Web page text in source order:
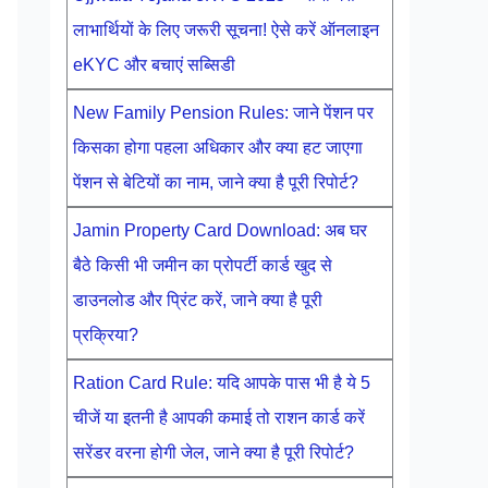
लाभार्थियों के लिए जरूरी सूचना! ऐसे करें ऑनलाइन
eKYC और बचाएं सब्सिडी
New Family Pension Rules: जाने पेंशन पर
किसका होगा पहला अधिकार और क्या हट जाएगा
पेंशन से बेटियों का नाम, जाने क्या है पूरी रिपोर्ट?
Jamin Property Card Download: अब घर
बैठे किसी भी जमीन का प्रोपर्टी कार्ड खुद से
डाउनलोड और प्रिंट करें, जाने क्या है पूरी
प्रक्रिया?
Ration Card Rule: यदि आपके पास भी है ये 5
चीजें या इतनी है आपकी कमाई तो राशन कार्ड करें
सरेंडर वरना होगी जेल, जाने क्या है पूरी रिपोर्ट?